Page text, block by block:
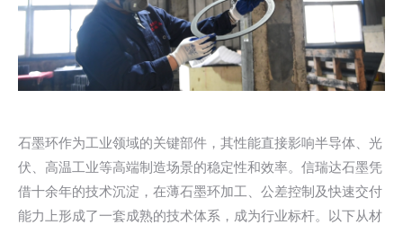
石墨环作为工业领域的关键部件，其性能直接影响半导体、光
伏、高温工业等高端制造场景的稳定性和效率。信瑞达石墨凭
借十余年的技术沉淀，在薄石墨环加工、公差控制及快速交付
能力上形成了一套成熟的技术体系，成为行业标杆。以下从材